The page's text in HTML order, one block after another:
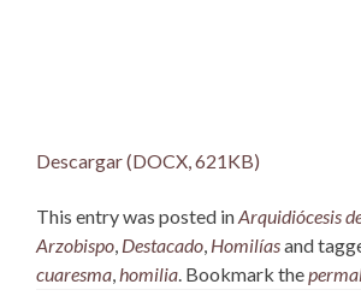
Descargar (DOCX, 621KB)
This entry was posted inArquidiócesis
Arzobispo, Destacado, Homilíasand
cuaresma,homilia. Bookmark the